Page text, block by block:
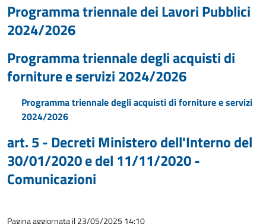
Programma triennale dei Lavori Pubblici
2024/2026
Programma triennale degli acquisti di
forniture e servizi 2024/2026
Programma triennale degli acquisti di forniture e servizi
2024/2026
art. 5 - Decreti Ministero dell'Interno del
30/01/2020 e del 11/11/2020 -
Comunicazioni
Pagina aggiornata il 23/05/2025 14:10